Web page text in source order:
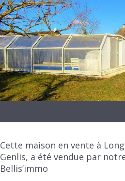
Cette maison en vente à
Genlis, a été vendue par
Bellis’immo